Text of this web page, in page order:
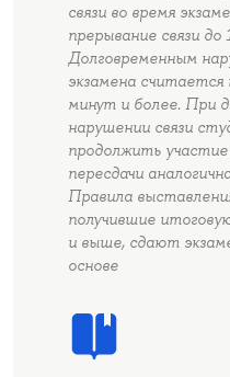
связи во время
прерывание связи до
Долговременным
экзамена считается
минут и более. При
нарушении связи
продолжить
пересдачи
Правила
получившие
и выше, сдают
основе